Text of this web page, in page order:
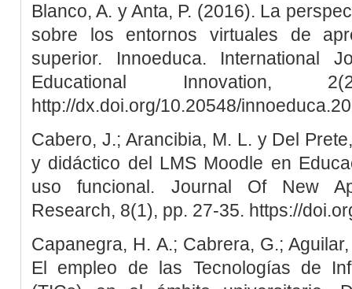
Blanco, A. y Anta, P. (2016). La
sobre los entornos virtuales de
superior. Innoeduca. International
Educational Innovation,
http://dx.doi.org/10.20548/
Cabero, J.; Arancibia, M. L. y Del
y didáctico del LMS Moodle en
uso funcional. Journal Of New
Research, 8(1), pp. 27-35. https://
Capanegra, H. A.; Cabrera, G.;
El empleo de las Tecnologías de